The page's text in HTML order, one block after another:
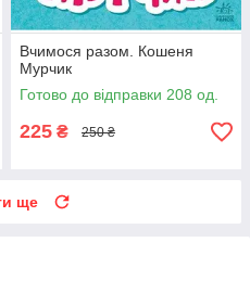
Вчимося разом. Кошеня
Мурчик
Готово до відправки 208 од.
225 ₴ 250 ₴
ще